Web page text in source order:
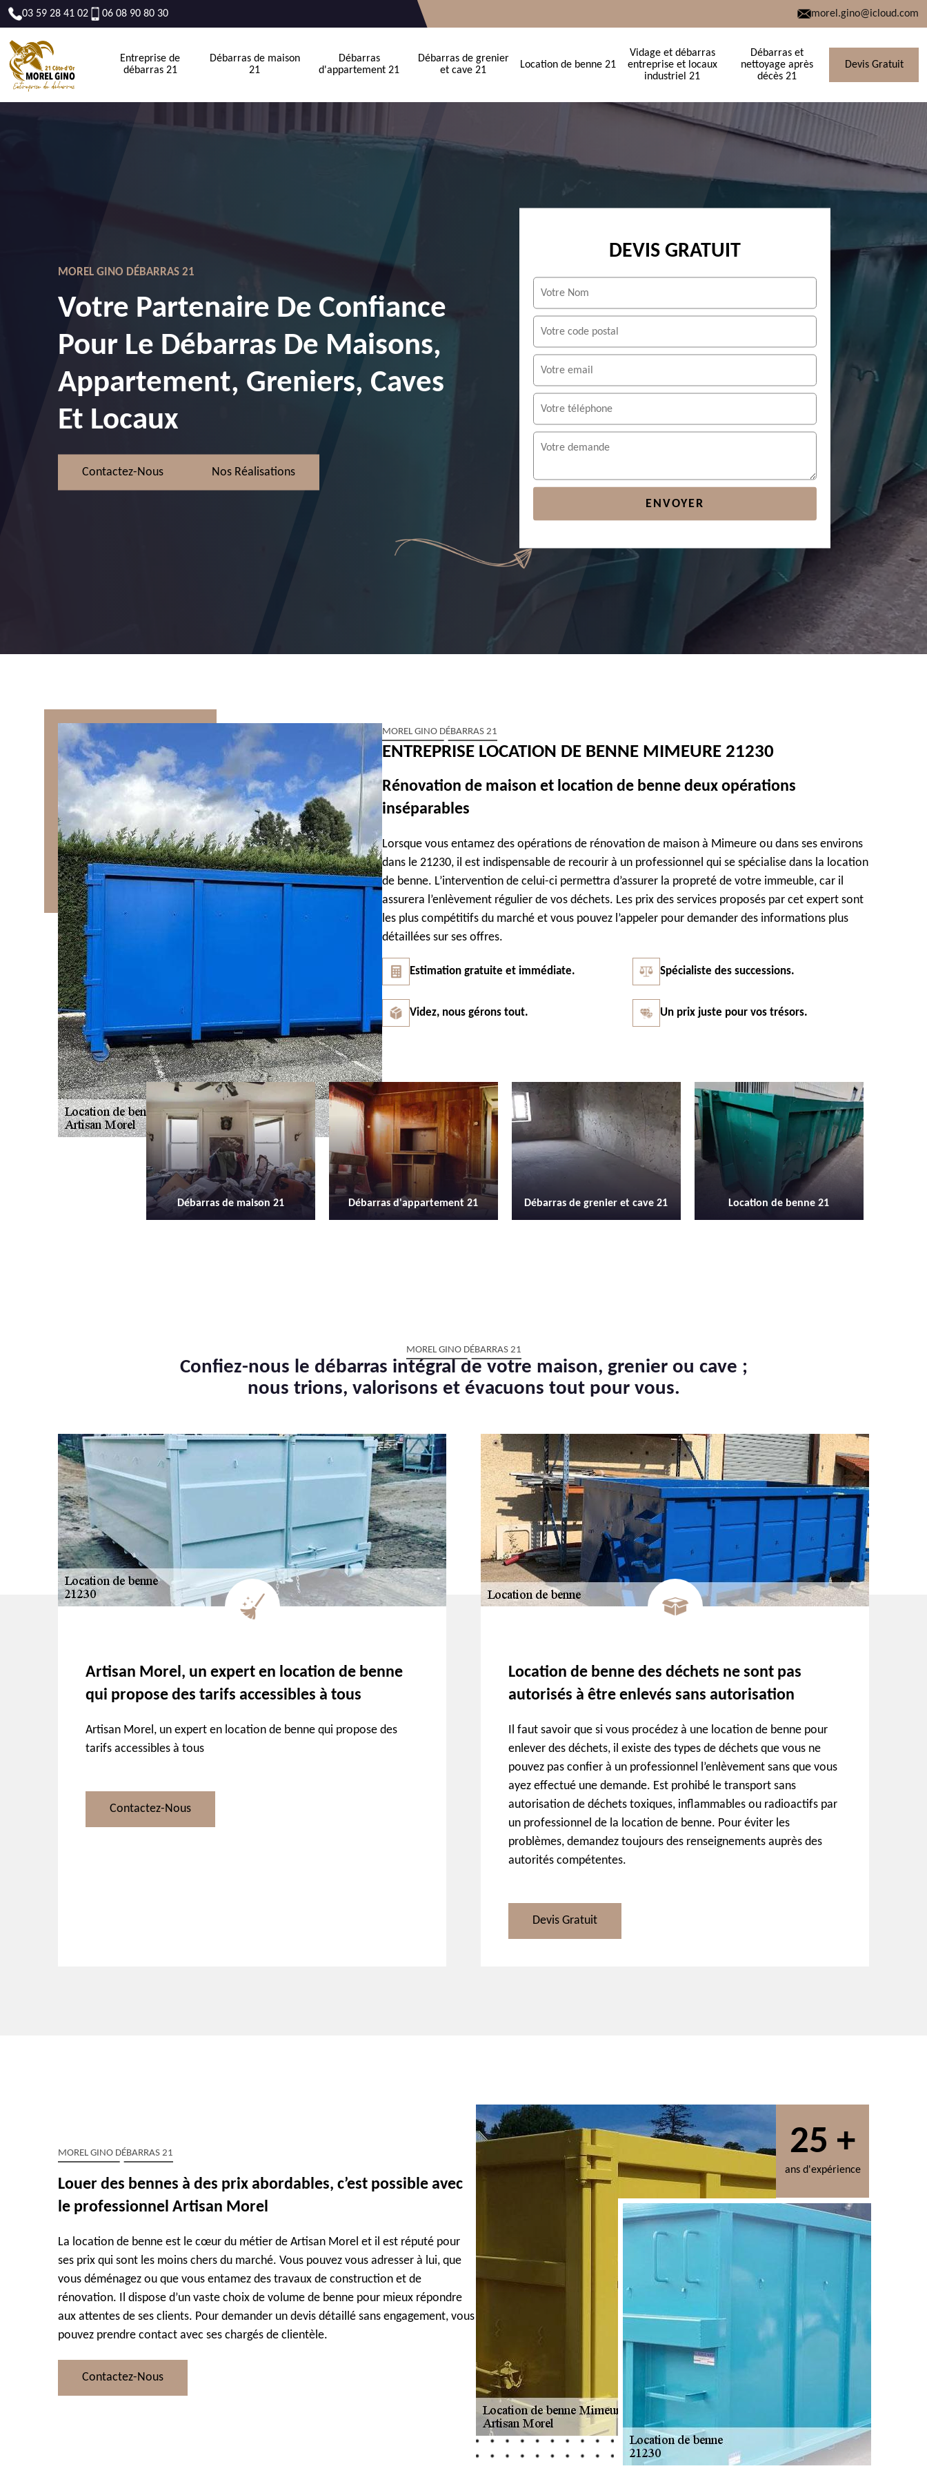
03 59 28 41 02 06 08 90 80 30 morel.gino@icloud.com
Entreprise de
débarras 21
Débarras de maison
21
Débarras
d'appartement 21
Débarras de grenier
et cave 21
Location de benne 21
Vidage et débarras
entreprise et locaux
industriel 21
Débarras et
nettoyage après
décès 21
Devis Gratuit
MOREL GINO DÉBARRAS 21
Votre Partenaire De Confiance
Pour Le Débarras De Maisons,
Appartement, Greniers, Caves
Et Locaux
Contactez-Nous Nos Réalisations
DEVIS GRATUIT
MOREL GINO DÉBARRAS 21
ENTREPRISE LOCATION DE BENNE MIMEURE 21230
Rénovation de maison et location de benne deux opérations
inséparables
Lorsque vous entamez des opérations de rénovation de maison à Mimeure ou dans ses environs
dans le 21230, il est indispensable de recourir à un professionnel qui se spécialise dans la location
de benne. L’intervention de celui-ci permettra d’assurer la propreté de votre immeuble, car il
assurera l’enlèvement régulier de vos déchets. Les prix des services proposés par cet expert sont
les plus compétitifs du marché et vous pouvez l’appeler pour demander des informations plus
détaillées sur ses offres.
Estimation gratuite et immédiate. Spécialiste des successions.
Videz, nous gérons tout. Un prix juste pour vos trésors.
Débarras d'appartement 21 Débarras de grenier et cave 21 Location de benne 21
Vidage et débarras entreprise et
locaux industriel 21
MOREL GINO DÉBARRAS 21
Confiez-nous le débarras intégral de votre maison, grenier ou cave ;
nous trions, valorisons et évacuons tout pour vous.
Artisan Morel, un expert en location de benne
qui propose des tarifs accessibles à tous
Artisan Morel, un expert en location de benne qui propose des
tarifs accessibles à tous
Contactez-Nous
Location de benne des déchets ne sont pas
autorisés à être enlevés sans autorisation
Il faut savoir que si vous procédez à une location de benne pour
enlever des déchets, il existe des types de déchets que vous ne
pouvez pas confier à un professionnel l’enlèvement sans que vous
ayez effectué une demande. Est prohibé le transport sans
autorisation de déchets toxiques, inflammables ou radioactifs par
un professionnel de la location de benne. Pour éviter les
problèmes, demandez toujours des renseignements auprès des
autorités compétentes.
Devis Gratuit
MOREL GINO DÉBARRAS 21
Louer des bennes à des prix abordables, c’est possible avec
le professionnel Artisan Morel
La location de benne est le cœur du métier de Artisan Morel et il est réputé pour
ses prix qui sont les moins chers du marché. Vous pouvez vous adresser à lui, que
vous déménagez ou que vous entamez des travaux de construction et de
rénovation. Il dispose d’un vaste choix de volume de benne pour mieux répondre
aux attentes de ses clients. Pour demander un devis détaillé sans engagement, vous
pouvez prendre contact avec ses chargés de clientèle.
Contactez-Nous
25 +
ans d'expérience